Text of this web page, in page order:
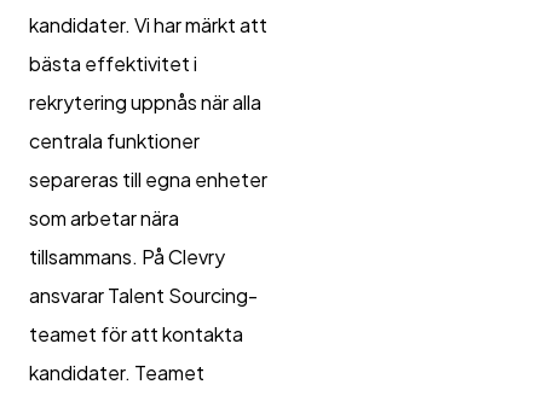
kandidater. Vi har märkt att
bästa effektivitet i
rekrytering uppnås när alla
centrala funktioner
separeras till egna enheter
som arbetar nära
tillsammans. På Clevry
ansvarar Talent Sourcing-
teamet för att kontakta
kandidater. Teamet